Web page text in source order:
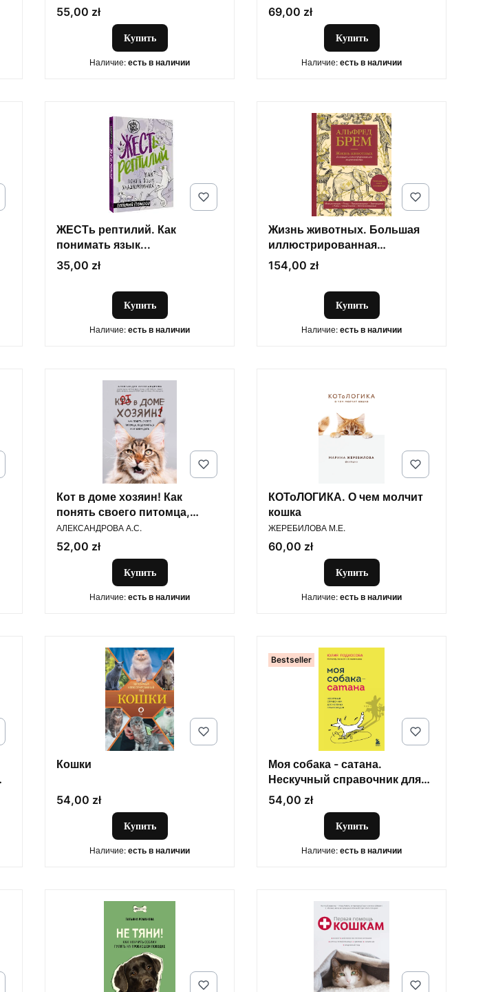
Цена
55,00 zł
Купить
Наличие: есть в наличии
Цена
69,00 zł
Купить
Наличие: есть в наличии
ЖЕСТь рептилий. Как
понимать язык...
Цена
35,00 zł
Купить
Наличие: есть в наличии
Жизнь животных. Большая
иллюстрированная
энциклопедия
Цена
154,00 zł
Купить
Наличие: есть в наличии
Кот в доме хозяин! Как
понять своего питомца,
подружиться и не навредить
ПРОИЗВОДИТЕЛЬ
АЛЕКСАНДРОВА А.С.
Цена
52,00 zł
Купить
Наличие: есть в наличии
КОТоЛОГИКА. О чем молчит
кошка
ПРОИЗВОДИТЕЛЬ
ЖЕРЕБИЛОВА М.Е.
Цена
60,00 zł
Купить
Наличие: есть в наличии
Кошки
Цена
54,00 zł
Купить
Наличие: есть в наличии
Bestseller
Моя собака - сатана.
Нескучный справочник для
нервных собаководов
Цена
54,00 zł
Купить
Наличие: есть в наличии